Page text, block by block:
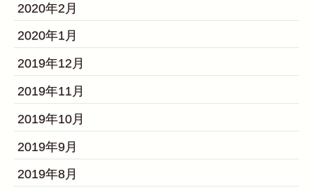
2020年2月
2020年1月
2019年12月
2019年11月
2019年10月
2019年9月
2019年8月